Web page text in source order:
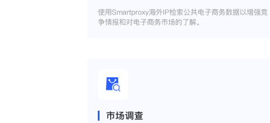
使用Smartproxy海外IP检索公共电子商务数据以增强竞
争情报和对电子商务市场的了解。
市场调查